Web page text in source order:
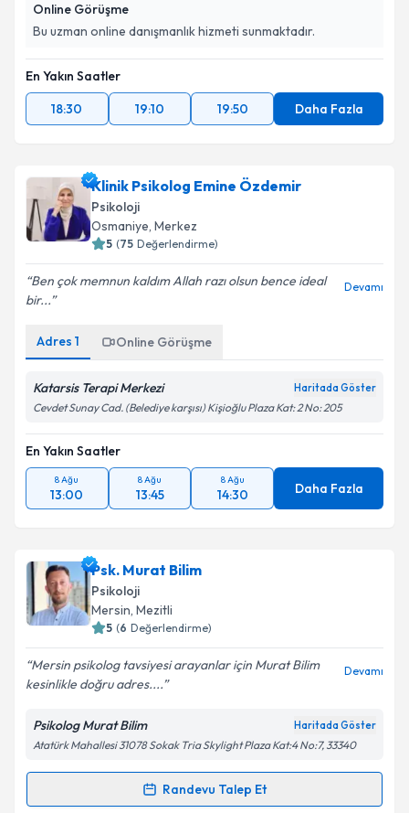
Online Görüşme
Bu uzman online danışmanlık hizmeti sunmaktadır.
En Yakın Saatler
18:30
19:10 19:50 Daha Fazla
Klinik Psikolog Emine Özdemir
Psikoloji
Osmaniye, Merkez
5 (75 Değerlendirme)
Ben çok memnun kaldım Allah razı olsun bence ideal
bir...
Devamı
Adres 1 Online Görüşme
Katarsis Terapi Merkezi Haritada Göster
Cevdet Sunay Cad. (Belediye karşısı) Kişioğlu Plaza Kat: 2 No: 205
En Yakın Saatler
8 Ağu
13:00
8 Ağu
13:45
8 Ağu
14:30 Daha Fazla
Psk. Murat Bilim
Psikoloji
Mersin, Mezitli
5 (6 Değerlendirme)
Mersin psikolog tavsiyesi arayanlar için Murat Bilim
kesinlikle doğru adres....
Devamı
Psikolog Murat Bilim Haritada Göster
Atatürk Mahallesi 31078 Sokak Tria Skylight Plaza Kat:4 No:7, 33340
Randevu Talep Et
Randevu Takvimi Talebi